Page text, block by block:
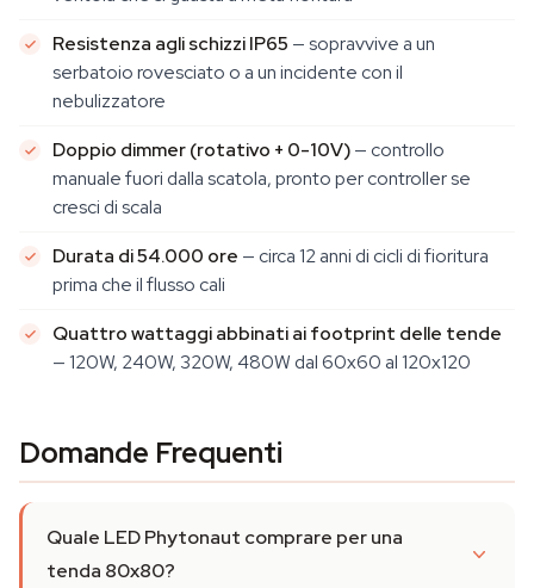
Resistenza agli schizzi IP65 — sopravvive a un
serbatoio rovesciato o a un incidente con il
nebulizzatore
Doppio dimmer (rotativo + 0-10V)— controllo
manuale fuori dalla scatola, pronto per controller se
cresci di scala
Durata di 54.000 ore — circa 12 anni di cicli di fioritura
prima che il flusso cali
Quattro wattaggi abbinati ai footprint delle tende
— 120W, 240W, 320W, 480W dal 60x60 al 120x120
Domande Frequenti
Quale LED Phytonaut comprare per una
tenda 80x80?